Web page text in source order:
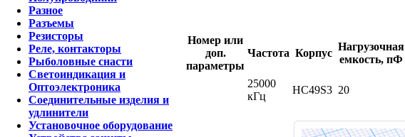
Разное
Разъемы
Резисторы
Реле, контакторы
Рыболовные снасти
Светоиндикация и
Оптоэлектроника
Соединительные изделия и
удлинители
Установочное оборудование
Номер или
доп.
параметры
Частота Корпус
Нагрузочная
емкость, пФ
25000
кГц
HC49S3 20